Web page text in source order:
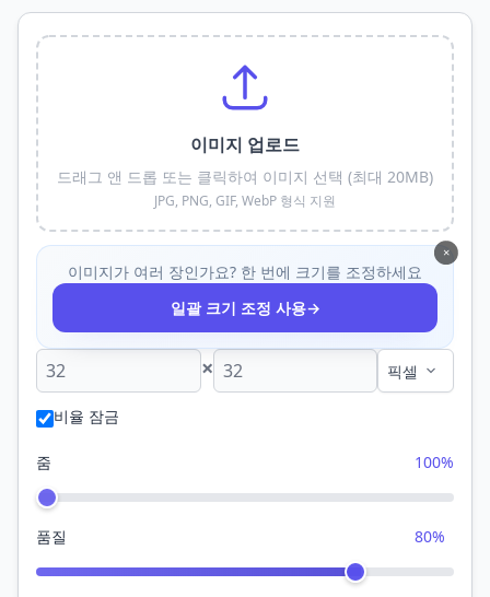
이미지 업로드
드래그 앤 드롭 또는 클릭하여 이미지 선택 (최대 20MB)
JPG, PNG, GIF, WebP 형식 지원
×
이미지가 여러 장인가요? 한 번에 크기를 조정하세요
일괄 크기 조정 사용→
×
비율 잠금
줌 100%
품질 80%